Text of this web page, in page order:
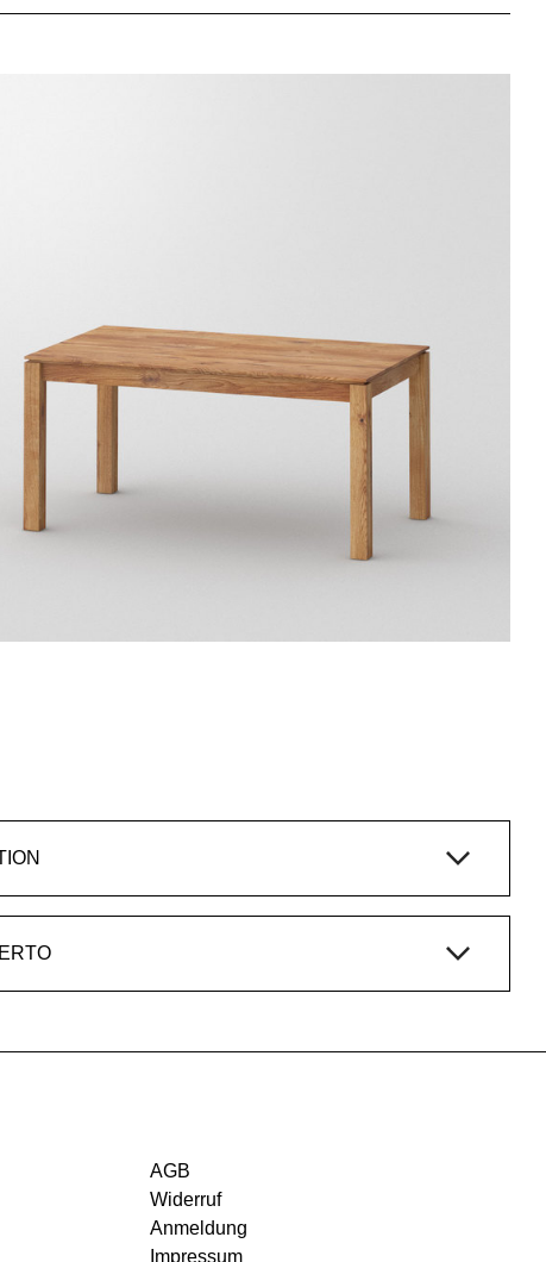
AGB
Widerruf
Anmeldung
Impressum